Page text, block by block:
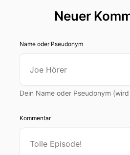
Neuer
Name oder Pseudonym
Dein Name oder Pseudonym
Kommentar